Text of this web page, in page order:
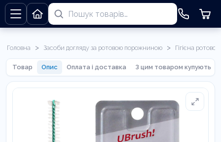
Головна > Засоби догляду за ротовою порожниною > Гігієна
Товар Опис Оплата і доставка З цим товаром купують